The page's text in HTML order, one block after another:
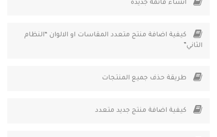
انشاء قائمة جديدة
كيفية اضافة منتج متعدد المقاسات او الالوان “النظام
الثاني”
طريقة حذف جميع المنتجات
كيفية اضافة منتج جديد متعدد